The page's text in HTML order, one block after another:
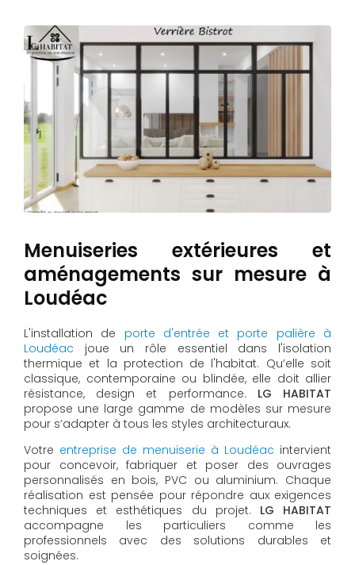
Menuiseries extérieures et
aménagements sur mesure à
Loudéac
L'installation de porte d'entrée et porte palière à
Loudéac joue un rôle essentiel dans l'isolation
thermique et la protection de l'habitat. Qu’elle soit
classique, contemporaine ou blindée, elle doit allier
résistance, design et performance. LG HABITAT
propose une large gamme de modèles sur mesure
pour s’adapter à tous les styles architecturaux.
Votre entreprise de menuiserie à Loudéac intervient
pour concevoir, fabriquer et poser des ouvrages
personnalisés en bois, PVC ou aluminium. Chaque
réalisation est pensée pour répondre aux exigences
techniques et esthétiques du projet. LG HABITAT
accompagne les particuliers comme les
professionnels avec des solutions durables et
soignées.